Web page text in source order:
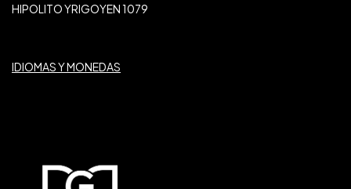
HIPOLITO YRIGOYEN 1079
IDIOMAS Y MONEDAS